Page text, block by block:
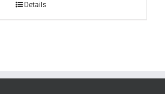
Details